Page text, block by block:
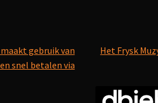
gebruik van
snel betalen via
Het Frysk